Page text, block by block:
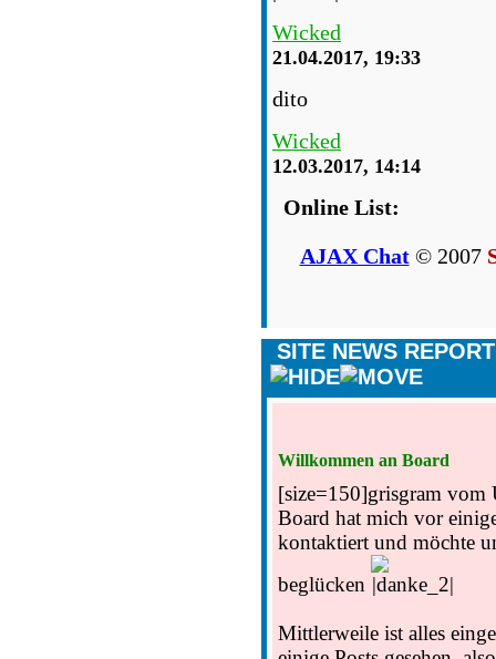
Wicked
21.04.2017, 19:33
dito
Wicked
12.03.2017, 14:14
Online List:
AJAX Chat© 2007
SITE NEWS
Willkommen an Board
[size=150]grisgram vom
Board hat mich vor
kontaktiert und möchte
beglücken
Mittlerweile ist alles